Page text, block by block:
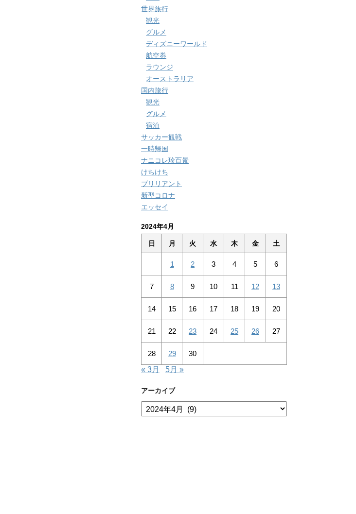
世界旅行
観光
グルメ
ディズニーワールド
航空券
ラウンジ
オーストラリア
国内旅行
観光
グルメ
宿泊
サッカー観戦
一時帰国
ナニコレ珍百景
けちけち
ブリリアント
新型コロナ
エッセイ
2024年4月
日 月 火 水 木 金 土
1 2 3 4 5 6
7 8 9 10 11 12 13
14 15 16 17 18 19 20
21 22 23 24 25 26 27
28 29
30
« 3月
5月 »
アーカイブ
ア
ー